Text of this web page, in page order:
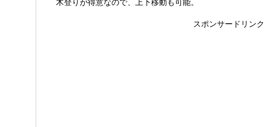
木登りが得意なので、上下移動も可能。
スポンサードリンク